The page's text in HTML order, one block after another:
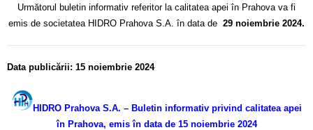
Următorul buletin informativ referitor la calitatea apei în Prahova va fi
emis de societatea HIDRO Prahova S.A. în data de 29 noiembrie 2024.
Data publicării: 15 noiembrie 2024
HIDRO Prahova S.A. – Buletin informativ privind calitatea apei
în Prahova, emis în data de 15 noiembrie 2024